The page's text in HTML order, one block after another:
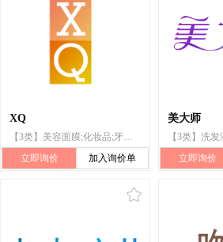
XQ
【3类】美容面膜;化妆品;牙膏;洗手液;香水;口红
立即询价
加入询价单
美大师
立即询价